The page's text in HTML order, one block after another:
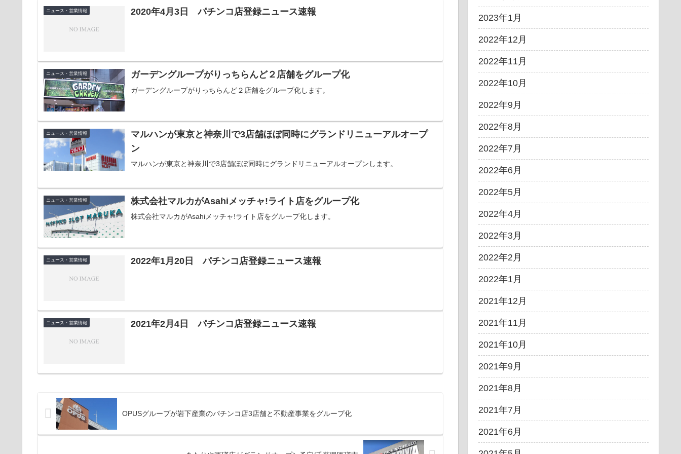
ニュース・営業情報 2020年4月3日 パチンコ店登録ニュース速報
ニュース・営業情報 ガーデングループがりっちらんど２店舗をグループ化
ガーデングループがりっちらんど２店舗をグループ化します。
ニュース・営業情報
マルハンが東京と神奈川で3店舗ほぼ同時にグランドリニューアルオープ
ン
マルハンが東京と神奈川で3店舗ほぼ同時にグランドリニューアルオープンします。
ニュース・営業情報 株式会社マルカがAsahiメッチャ!ライト店をグループ化
株式会社マルカがAsahiメッチャ!ライト店をグループ化します。
ニュース・営業情報 2022年1月20日 パチンコ店登録ニュース速報
ニュース・営業情報 2021年2月4日 パチンコ店登録ニュース速報
OPUSグループが岩下産業のパチンコ店3店舗と不動産事業をグループ化
2023年1月
2022年12月
2022年11月
2022年10月
2022年9月
2022年8月
2022年7月
2022年6月
2022年5月
2022年4月
2022年3月
2022年2月
2022年1月
2021年12月
2021年11月
2021年10月
2021年9月
2021年8月
2021年7月
2021年6月